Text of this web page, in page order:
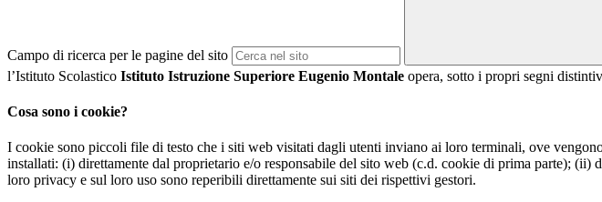
Campo di ricerca per le pagine del sito
l’Istituto Scolastico Istituto Istruzione Superiore Eugenio Montale opera, sotto i propri segni
Cosa sono i cookie?
I cookie sono piccoli file di testo che i siti web visitati dagli utenti inviano ai loro terminali, ove
installati: (i) direttamente dal proprietario e/o responsabile del sito web (c.d. cookie di prima parte);
loro privacy e sul loro uso sono reperibili direttamente sui siti dei rispettivi gestori.